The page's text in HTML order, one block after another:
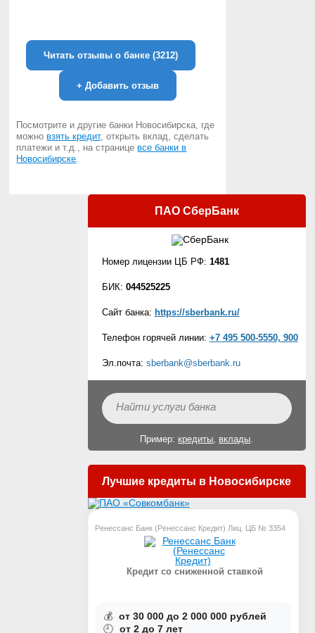
Читать отзывы о банке (3212)
+ Добавить отзыв
Посмотрите и другие банки Новосибирска, где
можновзять кредит, открыть вклад, сделать
платежи и т.д., на страницевсе банки в
Новосибирске.
ПАО СберБанк
Номер лицензии ЦБ РФ: 1481
БИК: 044525225
Сайт банка: https://sberbank.ru/
Телефон горячей линии: +7 495 500-5550, 900
Эл.почта: sberbank@sberbank.ru
Пример: кредиты, вклады.
Лучшие кредиты в Новосибирске
Ренессанс Банк (Ренессанс Кредит) Лиц. ЦБ № 3354
Кредит со сниженной ставкой
💰 от 30 000 до 2 000 000 рублей
🕘 от 2 до 7 лет